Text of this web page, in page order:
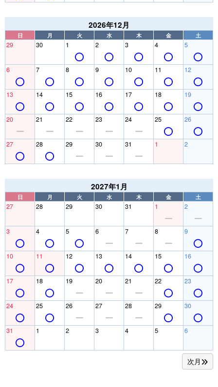
2026年12月
日 月 火 水 木 金 土
29 30 1 2 3 4 5
6 7 8 9 10 11 12
13 14 15 16 17 18 19
20 21 22 23 24 25 26
27 28 29 30 31 1 2
2027年1月
日 月 火 水 木 金 土
27 28 29 30 31 1 2
3 4 5 6 7 8 9
10 11 12 13 14 15 16
17 18 19 20 21 22 23
24 25 26 27 28 29 30
31 1 2 3 4 5 6
次月